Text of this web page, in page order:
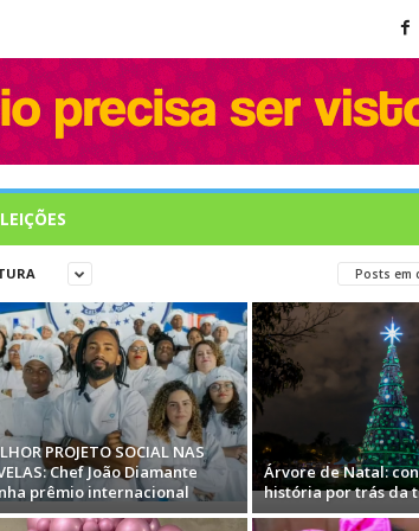
Posts em
PROJETO SOCIAL NAS
Chef João Diamante
prêmio internacional
Árvore de Natal:
história por trás da